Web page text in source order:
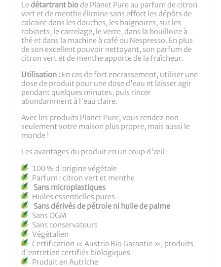
Ledétartrant biode Planet Pure au parfum de citron
vert et de menthe élimine sans effort les dépôts de
calcaire dans les douches, les baignoires, sur les
robinets, le carrelage, le verre, dans la bouilloire à
thé et dans la machine à café ou Nespresso. En plus
de son excellent pouvoir nettoyant, son parfum de
citron vert et de menthe apporte de la fraîcheur.
Utilisation : En cas de fort encrassement, utiliser une
dose de produit pour une dose d'eau et laisser agir
pendant quelques minutes, puis rincer
abondamment à l'eau claire.
Avec les produits Planet Pure, vous rendez non
seulement votre maison plus propre, mais aussi le
monde !
Les avantages du produit en un coup d'œil :
100 % d'origine végétale
Parfum : citron vert et menthe
Sans microplastiques
Huiles essentielles pures
Sans dérivés de pétrole ni huile de palme
Sans OGM
Sans conservateurs
Végétalien
Certification « Austria Bio Garantie », produits
d'entretien certifiés biologiques
Produit en Autriche